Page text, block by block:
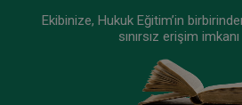
İş Kazaları ve Meslek
Kongresi - IX. Oturum
Ekibinize, Hukuk Eğitim’in
sınırsız erişim